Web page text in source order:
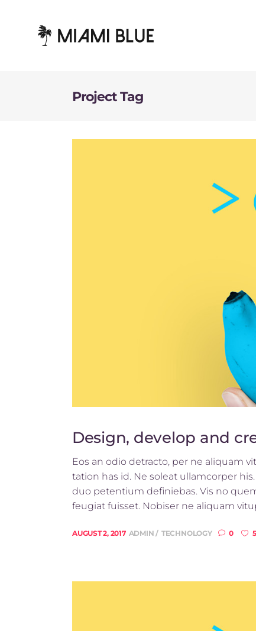
Project Tag
Design, develop and
Eos an odio detracto, per ne aliquam
tation has id. Ne soleat ullamcorper
duo petentium definiebas. Vis no
feugiat fuisset. Nobiser ne aliquam
AUGUST 2, 2017 ADMIN TECHNOLOGY 0 5